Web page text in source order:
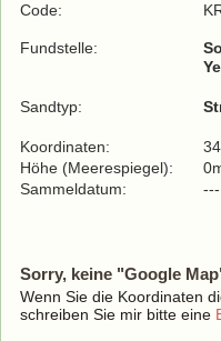
Code:
Fundstelle:
Sandtyp:
Koordinaten:
Höhe (Meerespiegel):
Sammeldatum:
---
Sorry, keine "Google
Wenn Sie die Koordinaten
schreiben Sie mir bitte eine